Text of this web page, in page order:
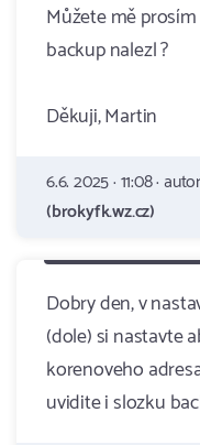
Můžete mě
backup nalezl ?
Děkuji, Martin
6.6. 2025 · 11:08 · autor
(brokyfk.wz.cz)
Dobry den, v
(dole) si nastavte
korenoveho
uvidite i slozku